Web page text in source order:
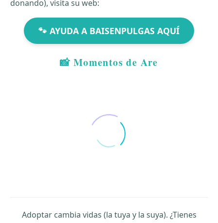
donando), visita su web:
🐾 AYUDA A BAISENPULGAS AQUÍ
📸 Momentos de Are
Adoptar cambia vidas (la tuya y la suya). ¿Tienes